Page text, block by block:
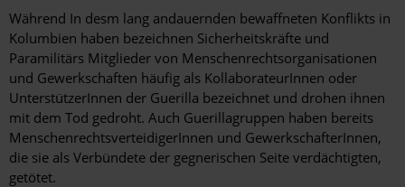
Während In desm lang andauernden bewaffneten Konflikts in
Kolumbien haben bezeichnen Sicherheitskräfte und
Paramilitärs Mitglieder von Menschenrechtsorganisationen
und Gewerkschaften häufig als KollaborateurInnen oder
UnterstützerInnen der Guerilla bezeichnet und drohen ihnen
mit dem Tod gedroht. Auch Guerillagruppen haben bereits
MenschenrechtsverteidigerInnen und GewerkschafterInnen,
die sie als Verbündete der gegnerischen Seite verdächtigten,
getötet.